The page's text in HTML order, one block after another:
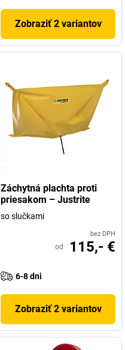
Zobraziť 2 variantov
Záchytná plachta proti
priesakom – Justrite
so slučkami
bez DPH
od 115,- €
6-8 dni
Zobraziť 2 variantov